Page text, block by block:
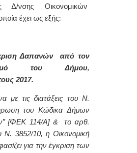
Δ/νσης Οικονομικών
έχει ως εξής:
Δαπανών από τον
του Δήμου,
2017.
τις διατάξεις του Ν.
του Κώδικα Δήμων
[ΦΕΚ 114/Α] & το αρθ.
3852/10, η Οικονομική
για την έγκριση των